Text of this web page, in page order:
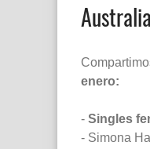
enero:
- Singles
- Simona